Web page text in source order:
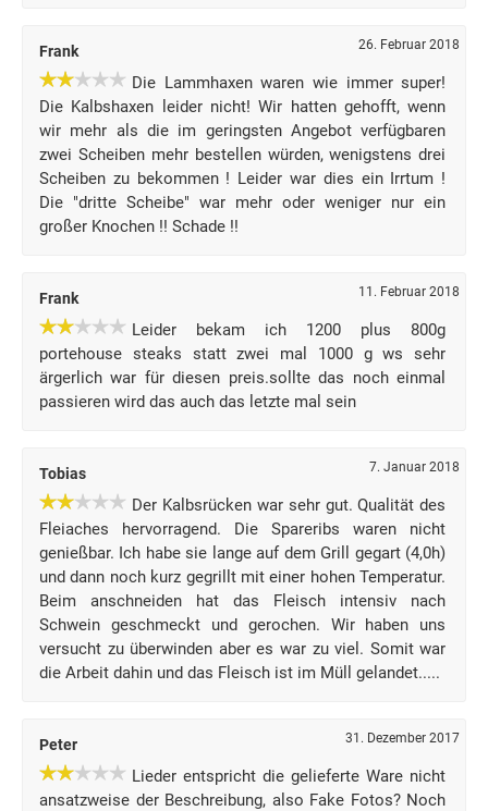
Frank 26. Februar 2018
Die Lammhaxen waren wie immer super!
Die Kalbshaxen leider nicht! Wir hatten gehofft, wenn
wir mehr als die im geringsten Angebot verfügbaren
zwei Scheiben mehr bestellen würden, wenigstens drei
Scheiben zu bekommen ! Leider war dies ein Irrtum !
Die "dritte Scheibe" war mehr oder weniger nur ein
großer Knochen !! Schade !!
Frank 11. Februar 2018
Leider bekam ich 1200 plus 800g
portehouse steaks statt zwei mal 1000 g ws sehr
ärgerlich war für diesen preis.sollte das noch einmal
passieren wird das auch das letzte mal sein
Tobias 7. Januar 2018
Der Kalbsrücken war sehr gut. Qualität des
Fleiaches hervorragend. Die Spareribs waren nicht
genießbar. Ich habe sie lange auf dem Grill gegart (4,0h)
und dann noch kurz gegrillt mit einer hohen Temperatur.
Beim anschneiden hat das Fleisch intensiv nach
Schwein geschmeckt und gerochen. Wir haben uns
versucht zu überwinden aber es war zu viel. Somit war
die Arbeit dahin und das Fleisch ist im Müll gelandet.....
Peter 31. Dezember 2017
Lieder entspricht die gelieferte Ware nicht
ansatzweise der Beschreibung, also Fake Fotos? Noch